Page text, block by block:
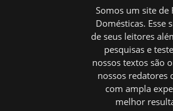
Somos um site de
Domésticas. Esse
de seus leitores
pesquisas e
nossos textos são
nossos redatores
com ampla
melhor